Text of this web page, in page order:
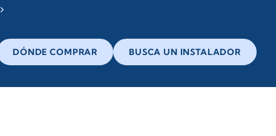
DÓNDE COMPRAR BUSCA UN INSTALADOR